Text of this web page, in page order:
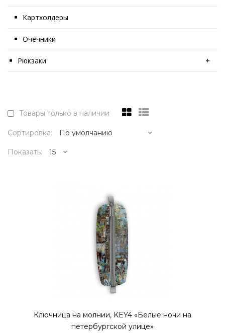
Картхолдеры
Очечники
Рюкзаки +
Товары только в наличии
Сортировка:
Показать:
2995р.
КУПИТЬ
Ключница на молнии, KEY4 «Белые ночи на
петербургской улице»